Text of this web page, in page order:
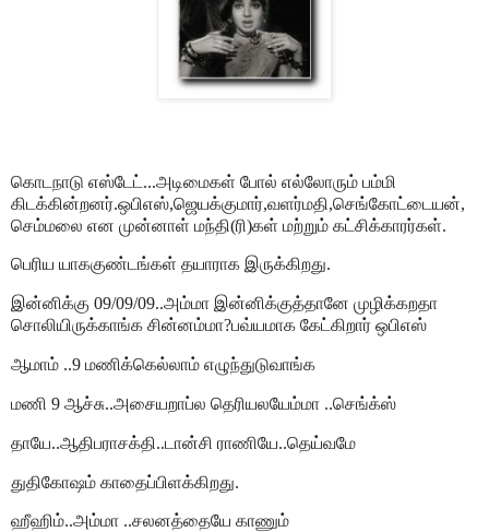
கொடநாடு எஸ்டேட்...அடிமைகள் போல் எல்லோரும் பம்மி
கிடக்கின்றனர்.ஒபிஎஸ்,ஜெயக்குமார்,வளர்மதி,செங்கோட்டையன்,
செம்மலை என முன்னாள் மந்தி(ரி)கள் மற்றும் கட்சிக்காரர்கள்.
பெரிய யாககுண்டங்கள் தயாராக இருக்கிறது.
இன்னிக்கு 09/09/09..அம்மா இன்னிக்குத்தானே முழிக்கறதா
சொலியிருக்காங்க சின்னம்மா?பவ்யமாக கேட்கிறார் ஒபிஎஸ்
ஆமாம் ..9 மணிக்கெல்லாம் எழுந்துடுவாங்க
மணி 9 ஆச்சு..அசையறாப்ல தெரியலயேம்மா ..செங்க்ஸ்
தாயே..ஆதிபராசக்தி..டான்சி ராணியே..தெய்வமே
துதிகோஷம் காதைப்பிளக்கிறது.
ஹீஹிம்..அம்மா ..சலனத்தையே காணும்